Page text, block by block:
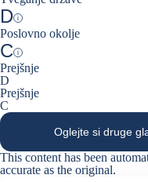
D
Help
Poslovno okolje
C
Help
Prejšnje
D
Prejšnje
C
Oglejte si druge
This content has been
accurate as the original.